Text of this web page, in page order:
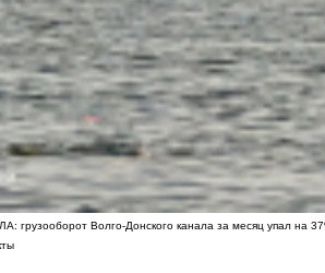
грузооборот Волго-Донского канала за месяц упал на